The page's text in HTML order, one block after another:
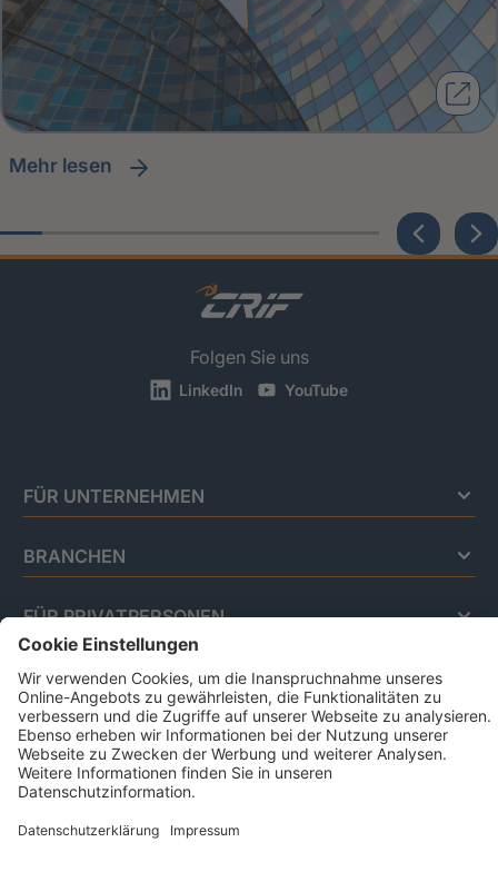
Mehr lesen
Folgen Sie uns
LinkedIn YouTube
FÜR UNTERNEHMEN
BRANCHEN
FÜR PRIVATPERSONEN
Impressum
Datenschutz
Code Of Conduct
AGB Für Leistungen Im Risiko- Und
Chancenmanagement
AGB Für Data And Marketing Solutions
Business Ethics Policy